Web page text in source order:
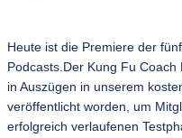
Heute ist die Premiere der
Podcasts.Der Kung Fu
in Auszügen in unserem
veröffentlicht worden, um
erfolgreich verlaufenen